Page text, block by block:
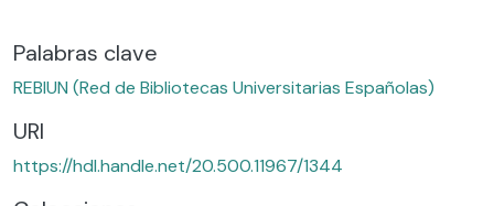
Palabras clave
REBIUN (Red de Bibliotecas Universitarias Españolas)
URI
https://hdl.handle.net/20.500.11967/1344